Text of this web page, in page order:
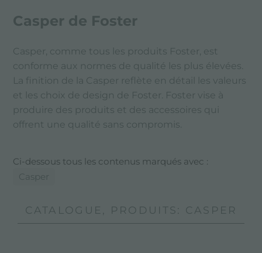
Casper de Foster
Casper, comme tous les produits Foster, est
conforme aux normes de qualité les plus élevées.
La finition de la Casper reflète en détail les valeurs
et les choix de design de Foster. Foster vise à
produire des produits et des accessoires qui
offrent une qualité sans compromis.
Ci-dessous tous les contenus marqués avec :
Casper
CATALOGUE, PRODUITS: CASPER